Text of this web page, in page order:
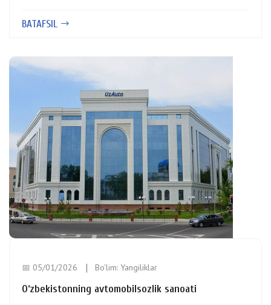
BATAFSIL
📅 05/01/2026 Bo'lim: Yangiliklar
O‘zbekistonning avtomobilsozlik sanoati